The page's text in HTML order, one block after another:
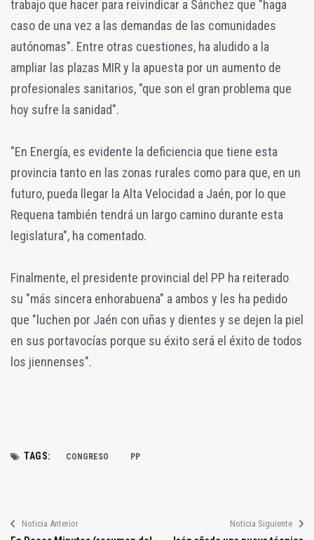
trabajo que hacer para reivindicar a Sánchez que "haga
caso de una vez a las demandas de las comunidades
autónomas". Entre otras cuestiones, ha aludido a la
ampliar las plazas MIR y la apuesta por un aumento de
profesionales sanitarios, "que son el gran problema que
hoy sufre la sanidad".
"En Energía, es evidente la deficiencia que tiene esta
provincia tanto en las zonas rurales como para que, en un
futuro, pueda llegar la Alta Velocidad a Jaén, por lo que
Requena también tendrá un largo camino durante esta
legislatura", ha comentado.
Finalmente, el presidente provincial del PP ha reiterado
su "más sincera enhorabuena" a ambos y les ha pedido
que "luchen por Jaén con uñas y dientes y se dejen la piel
en sus portavocías porque su éxito será el éxito de todos
los jiennenses".
TAGS: CONGRESO PP
Noticia Anterior Noticia Siguiente